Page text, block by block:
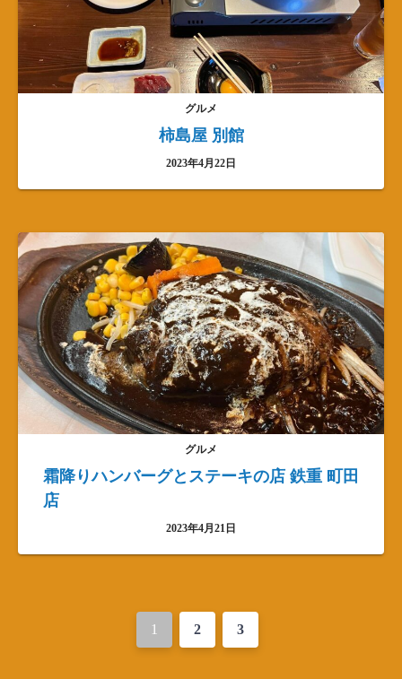
グルメ
柿島屋 別館
2023年4月22日
グルメ
霜降りハンバーグとステーキの店 鉄重 町田
店
2023年4月21日
1 2 3